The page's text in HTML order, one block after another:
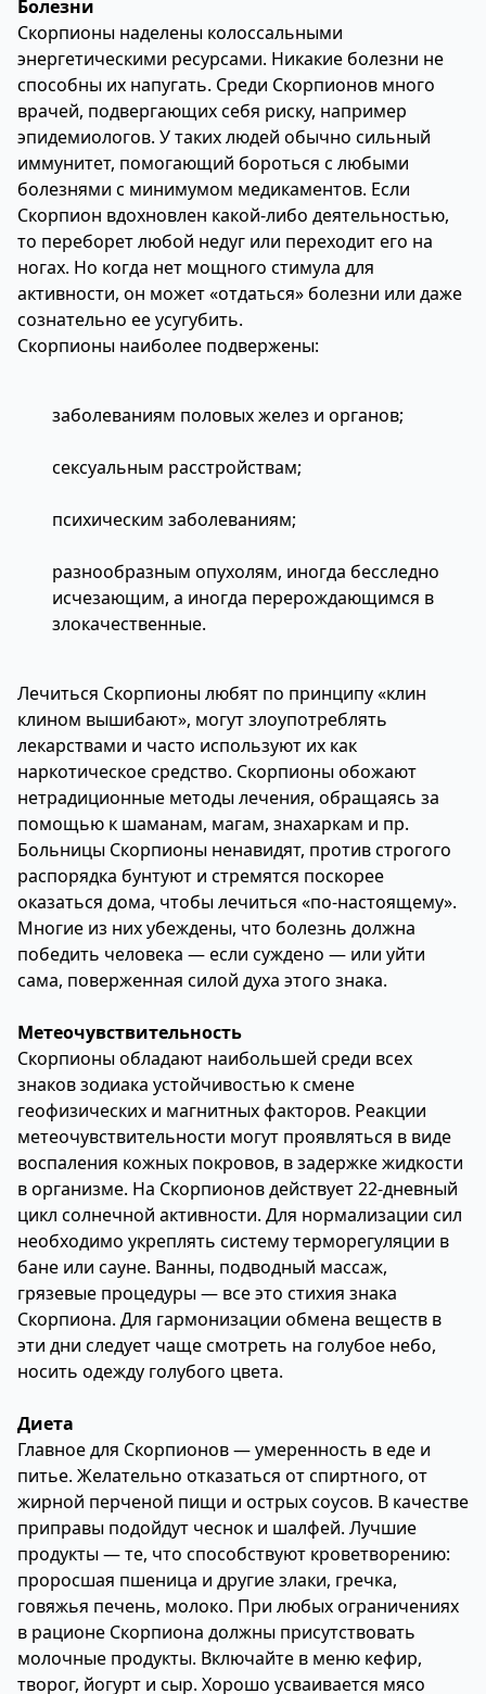
Болезни
Скорпионы наделены колоссальными
энергетическими ресурсами. Никакие болезни не
способны их напугать. Среди Скорпионов много
врачей, подвергающих себя риску, например
эпидемиологов. У таких людей обычно сильный
иммунитет, помогающий бороться с любыми
болезнями с минимумом медикаментов. Если
Скорпион вдохновлен какой-либо деятельностью,
то переборет любой недуг или переходит его на
ногах. Но когда нет мощного стимула для
активности, он может «отдаться» болезни или даже
сознательно ее усугубить.
Скорпионы наиболее подвержены:
заболеваниям половых желез и органов;
сексуальным расстройствам;
психическим заболеваниям;
разнообразным опухолям, иногда бесследно
исчезающим, а иногда перерождающимся в
злокачественные.
Лечиться Скорпионы любят по принципу «клин
клином вышибают», могут злоупотреблять
лекарствами и часто используют их как
наркотическое средство. Скорпионы обожают
нетрадиционные методы лечения, обращаясь за
помощью к шаманам, магам, знахаркам и пр.
Больницы Скорпионы ненавидят, против строгого
распорядка бунтуют и стремятся поскорее
оказаться дома, чтобы лечиться «по-настоящему».
Многие из них убеждены, что болезнь должна
победить человека — если суждено — или уйти
сама, поверженная силой духа этого знака.
Метеочувствительность
Скорпионы обладают наибольшей среди всех
знаков зодиака устойчивостью к смене
геофизических и магнитных факторов. Реакции
метеочувствительности могут проявляться в виде
воспаления кожных покровов, в задержке жидкости
в организме. На Скорпионов действует 22-дневный
цикл солнечной активности. Для нормализации сил
необходимо укреплять систему терморегуляции в
бане или сауне. Ванны, подводный массаж,
грязевые процедуры — все это стихия знака
Скорпиона. Для гармонизации обмена веществ в
эти дни следует чаще смотреть на голубое небо,
носить одежду голубого цвета.
Диета
Главное для Скорпионов — умеренность в еде и
питье. Желательно отказаться от спиртного, от
жирной перченой пищи и острых соусов. В качестве
приправы подойдут чеснок и шалфей. Лучшие
продукты — те, что способствуют кроветворению:
проросшая пшеница и другие злаки, гречка,
говяжья печень, молоко. При любых ограничениях
в рационе Скорпиона должны присутствовать
молочные продукты. Включайте в меню кефир,
творог, йогурт и сыр. Хорошо усваивается мясо